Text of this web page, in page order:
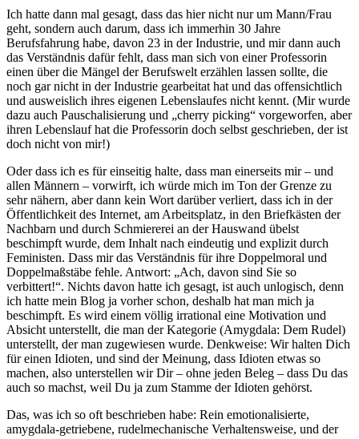
Ich hatte dann mal gesagt, dass das hier nicht nur um Mann/Frau
geht, sondern auch darum, dass ich immerhin 30 Jahre
Berufsfahrung habe, davon 23 in der Industrie, und mir dann auch
das Verständnis dafür fehlt, dass man sich von einer Professorin
einen über die Mängel der Berufswelt erzählen lassen sollte, die
noch gar nicht in der Industrie gearbeitat hat und das offensichtlich
und ausweislich ihres eigenen Lebenslaufes nicht kennt. (Mir wurde
dazu auch Pauschalisierung und „cherry picking“ vorgeworfen, aber
ihren Lebenslauf hat die Professorin doch selbst geschrieben, der ist
doch nicht von mir!)
Oder dass ich es für einseitig halte, dass man einerseits mir – und
allen Männern – vorwirft, ich würde mich im Ton der Grenze zu
sehr nähern, aber dann kein Wort darüber verliert, dass ich in der
Öffentlichkeit des Internet, am Arbeitsplatz, in den Briefkästen der
Nachbarn und durch Schmiererei an der Hauswand übelst
beschimpft wurde, dem Inhalt nach eindeutig und explizit durch
Feministen. Dass mir das Verständnis für ihre Doppelmoral und
Doppelmaßstäbe fehle. Antwort: „Ach, davon sind Sie so
verbittert!“. Nichts davon hatte ich gesagt, ist auch unlogisch, denn
ich hatte mein Blog ja vorher schon, deshalb hat man mich ja
beschimpft. Es wird einem völlig irrational eine Motivation und
Absicht unterstellt, die man der Kategorie (Amygdala: Dem Rudel)
unterstellt, der man zugewiesen wurde. Denkweise: Wir halten Dich
für einen Idioten, und sind der Meinung, dass Idioten etwas so
machen, also unterstellen wir Dir – ohne jeden Beleg – dass Du das
auch so machst, weil Du ja zum Stamme der Idioten gehörst.
Das, was ich so oft beschrieben habe: Rein emotionalisierte,
amygdala-getriebene, rudelmechanische Verhaltensweise, und der